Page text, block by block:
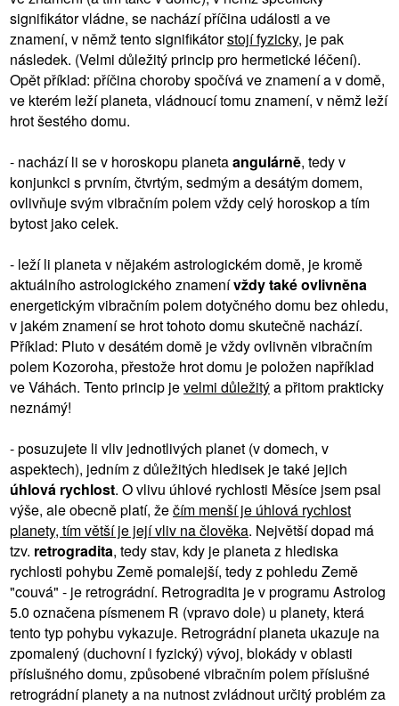
signifikátor vládne, se nachází příčina události a ve
znamení, v němž tento signifikátorstojí fyzicky, je pak
následek. (Velmi důležitý princip pro hermetické léčení).
Opět příklad: příčina choroby spočívá ve znamení a v domě,
ve kterém leží planeta, vládnoucí tomu znamení, v němž leží
hrot šestého domu.
- nachází li se v horoskopu planetaangulárně, tedy v
konjunkci s prvním, čtvrtým, sedmým a desátým domem,
ovlivňuje svým vibračním polem vždy celý horoskop a tím
bytost jako celek.
- leží li planeta v nějakém astrologickém domě, je kromě
aktuálního astrologického znamenívždy také ovlivněna
energetickým vibračním polem dotyčného domu bez ohledu,
v jakém znamení se hrot tohoto domu skutečně nachází.
Příklad: Pluto v desátém domě je vždy ovlivněn vibračním
polem Kozoroha, přestože hrot domu je položen například
ve Váhách. Tento princip jevelmi důležitýa přitom prakticky
neznámý!
- posuzujete li vliv jednotlivých planet (v domech, v
aspektech), jedním z důležitých hledisek je také jejich
úhlová rychlost. O vlivu úhlové rychlosti Měsíce jsem psal
výše, ale obecně platí, žečím menší je úhlová rychlost
planety, tím větší je její vliv na člověka. Největší dopad má
tzv. retrogradita, tedy stav, kdy je planeta z hlediska
rychlosti pohybu Země pomalejší, tedy z pohledu Země
"couvá" - je retrográdní. Retrogradita je v programu Astrolog
5.0 označena písmenem R (vpravo dole) u planety, která
tento typ pohybu vykazuje. Retrográdní planeta ukazuje na
zpomalený (duchovní i fyzický) vývoj, blokády v oblasti
příslušného domu, způsobené vibračním polem příslušné
retrográdní planety a na nutnost zvládnout určitý problém za